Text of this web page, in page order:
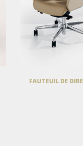
FAUTEUIL DE